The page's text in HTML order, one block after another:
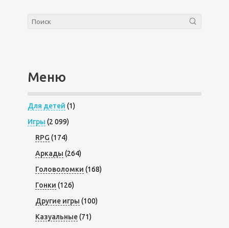
Меню
Для детей (1)
Игры (2 099)
RPG (174)
Аркады (264)
Головоломки (168)
Гонки (126)
Другие игры (100)
Казуальные(71)